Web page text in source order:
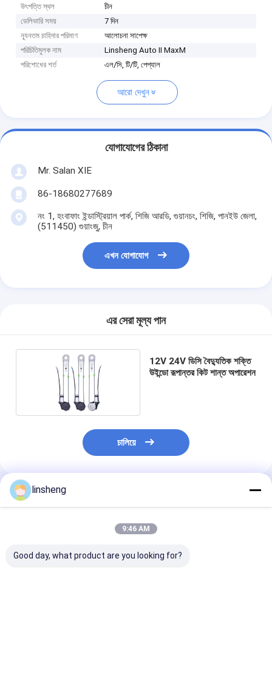
উৎপত্তি স্থল
চীন
ডেলিভারি সময়
7 দিন
ন্যূনতম চাহিদার পরিমাণ
আলোচনা সাপেক্ষ
পরিচিতিমুলক নাম
Linsheng Auto II MaxM
পরিশোধের শর্ত
এল/সি, টি/টি, পেপ্যাল
আরো দেখুন
যোগাযোগের ঠিকানা
Mr. Salan XIE
86-18680277689
নং 1, হংবাফাং ইন্ডাস্ট্রিয়াল পার্ক, শিজি আরডি, গুয়ানচং, শিজি, পানইউ জেলা,
(511450) গুয়াংজু, চীন
এখন যোগাযোগ
এর সেরা মূল্য পান
12V 24V ডিসি বৈদ্যুতিক শক্তি
উইন্ডো রূপান্তর কিট শান্ত অপারেশন
চালিয়ে
প্রস্তাবিত পণ্য
linsheng
9:46 AM
Good day, what product are you looking for?